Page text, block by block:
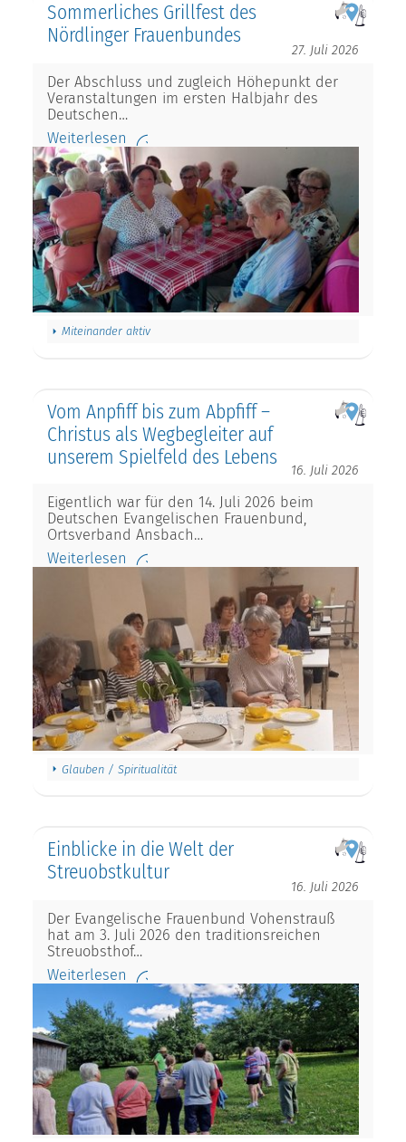
Sommerliches Grillfest des
Nördlinger Frauenbundes
27. Juli 2026
Der Abschluss und zugleich Höhepunkt der
Veranstaltungen im ersten Halbjahr des
Deutschen…
Weiterlesen
Miteinander aktiv
Vom Anpfiff bis zum Abpfiff –
Christus als Wegbegleiter auf
unserem Spielfeld des Lebens
16. Juli 2026
Eigentlich war für den 14. Juli 2026 beim
Deutschen Evangelischen Frauenbund,
Ortsverband Ansbach…
Weiterlesen
Glauben / Spiritualität
Einblicke in die Welt der
Streuobstkultur
16. Juli 2026
Der Evangelische Frauenbund Vohenstrauß
hat am 3. Juli 2026 den traditionsreichen
Streuobsthof…
Weiterlesen